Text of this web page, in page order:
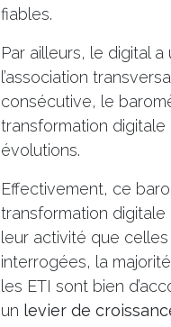
fiables.
Par ailleurs, le digital
l’association
consécutive, le
transformation
évolutions.
Effectivement, ce
transformation digitale
leur activité que
interrogées, la
les ETI sont bien
un levier de